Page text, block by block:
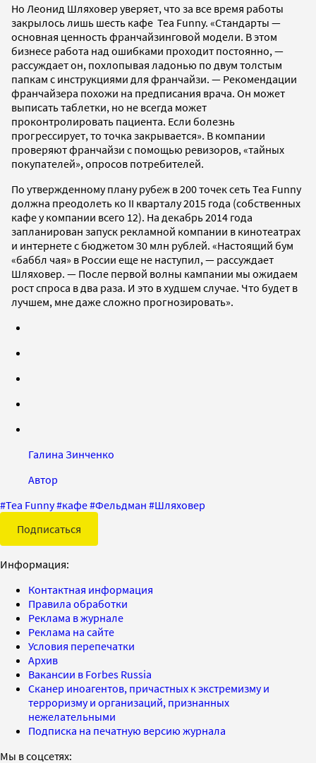
Но Леонид Шляховер уверяет, что за все время работы
закрылось лишь шесть кафе Tea Funny. «Стандарты —
основная ценность франчайзинговой модели. В этом
бизнесе работа над ошибками проходит постоянно, —
рассуждает он, похлопывая ладонью по двум толстым
папкам с инструкциями для франчайзи. — Рекомендации
франчайзера похожи на предписания врача. Он может
выписать таблетки, но не всегда может
проконтролировать пациента. Если болезнь
прогрессирует, то точка закрывается». В компании
проверяют франчайзи с помощью ревизоров, «тайных
покупателей», опросов потребителей.
По утвержденному плану рубеж в 200 точек сеть Tea Funny
должна преодолеть ко II кварталу 2015 года (собственных
кафе у компании всего 12). На декабрь 2014 года
запланирован запуск рекламной компании в кинотеатрах
и интернете с бюджетом 30 млн рублей. «Настоящий бум
«баббл чая» в России еще не наступил, — рассуждает
Шляховер. — После первой волны кампании мы ожидаем
рост спроса в два раза. И это в худшем случае. Что будет в
лучшем, мне даже сложно прогнозировать».
Галина Зинченко
Автор
#Tea Funny#кафе#Фельдман #Шляховер
Подписаться
Информация:
Контактная информация
Правила обработки
Реклама в журнале
Реклама на сайте
Условия перепечатки
Архив
Вакансии в Forbes Russia
Сканер иноагентов, причастных к экстремизму и
терроризму и организаций, признанных
нежелательными
Подписка на печатную версию журнала
Мы в соцсетях: